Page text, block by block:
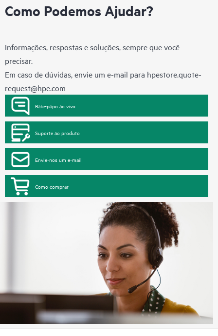
Como Podemos Ajudar?
Informações, respostas e soluções, sempre que você
precisar.
Em caso de dúvidas, envie um e-mail para hpestore.quote-
request@hpe.com
Bate-papo ao vivo
Suporte ao produto
Envie-nos um e-mail
Como comprar